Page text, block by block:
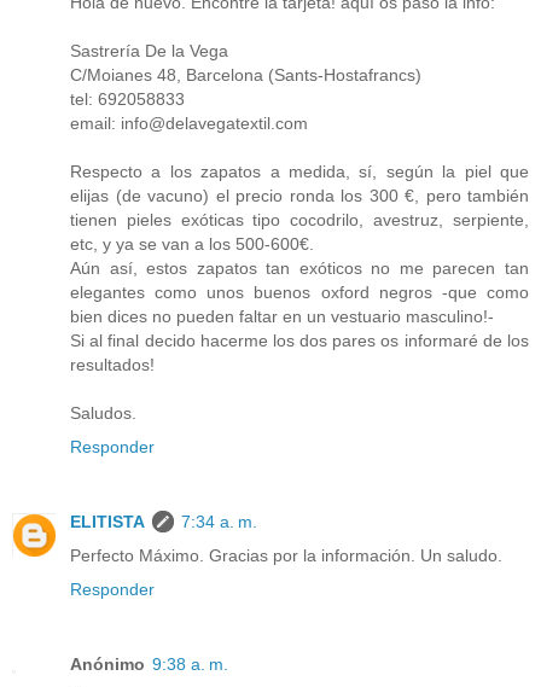
Sastrería De la Vega
C/Moianes 48, Barcelona (Sants-Hostafrancs)
tel: 692058833
email: info@delavegatextil.com
Respecto a los zapatos a medida, sí, según la piel que
elijas (de vacuno) el precio ronda los 300 €, pero también
tienen pieles exóticas tipo cocodrilo, avestruz, serpiente,
etc, y ya se van a los 500-600€.
Aún así, estos zapatos tan exóticos no me parecen tan
elegantes como unos buenos oxford negros -que como
bien dices no pueden faltar en un vestuario masculino!-
Si al final decido hacerme los dos pares os informaré de los
resultados!
Saludos.
Responder
ELITISTA
7:34 a. m.
Perfecto Máximo. Gracias por la información. Un saludo.
Responder
Anónimo 9:38 a. m.